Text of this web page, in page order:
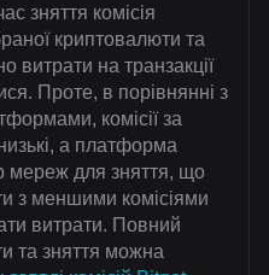
зняття комісія
криптовалюти та
витрати на транзакції
Проте, в порівнянні з
комісії за
а платформа
мереж для зняття, що
з меншими комісіями
витрати. Повний
та зняття можна